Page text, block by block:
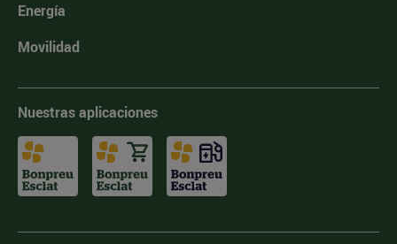
Energía
Movilidad
Nuestras aplicaciones